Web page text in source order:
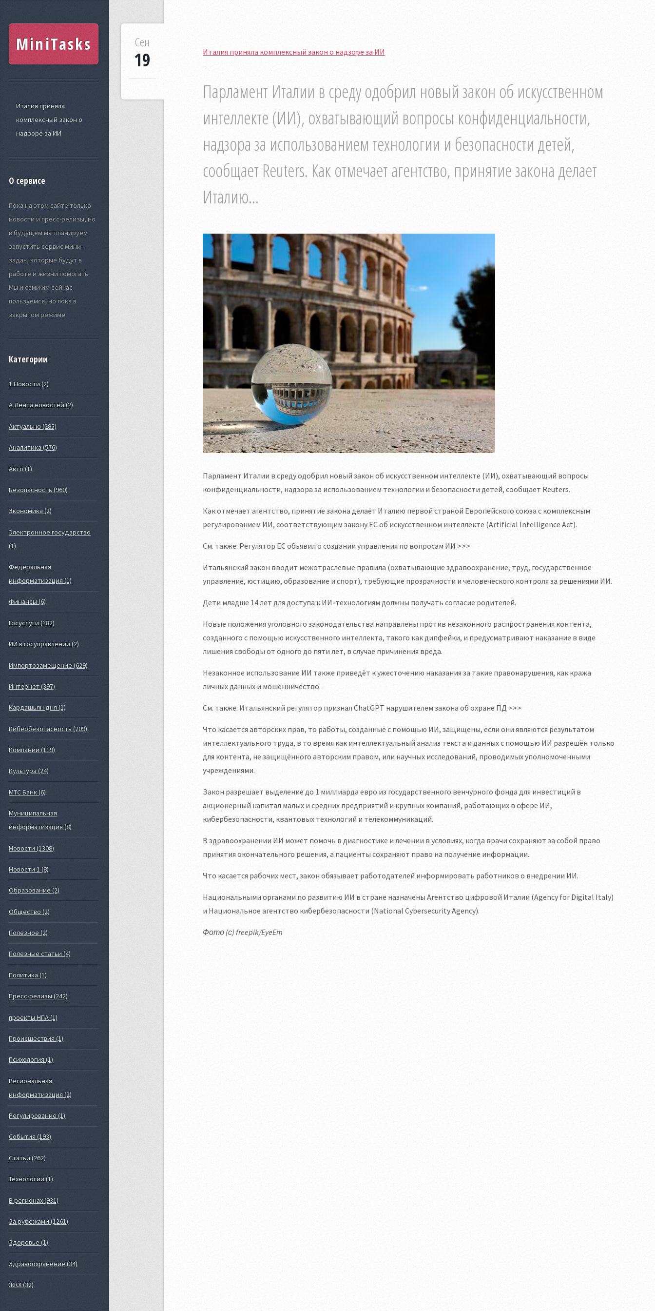
MiniTasks
Италия приняла
комплексный закон о
надзоре за ИИ
О сервисе
Пока на этом сайте только
новости и пресс-релизы, но
в будущем мы планируем
запустить сервис мини-
задач, которые будут в
работе и жизни помогать.
Мы и сами им сейчас
пользуемся, но пока в
закрытом режиме.
Категории
1 Новости (2)
А Лента новостей (2)
Актуально (285)
Аналитика (576)
Авто (1)
Безопасность (960)
Экономика (2)
Электронное государство
(1)
Федеральная
информатизация (1)
Финансы (6)
Госуслуги (182)
ИИ в госуправлении (2)
Импортозамещение (629)
Интернет (397)
Кардашьян дня (1)
Кибербезопасность (209)
Компании (119)
Культура (24)
МТС Банк (6)
Муниципальная
информатизация (8)
Новости (1308)
Новости 1 (8)
Образование (2)
Общество (2)
Полезное (2)
Полезные статьи (4)
Политика (1)
Пресс-релизы (242)
проекты НПА (1)
Происшествия (1)
Психология (1)
Региональная
информатизация (2)
Регулирование (1)
События (193)
Статьи (262)
Технологии (1)
В регионах (931)
За рубежами (1261)
Здоровье (1)
Здравоохранение (34)
ЖКХ (32)
Италия приняла комплексный закон о надзоре за ИИ
Парламент Италии в среду одобрил новый закон об искусственном
интеллекте (ИИ), охватывающий вопросы конфиденциальности,
надзора за использованием технологии и безопасности детей,
сообщает Reuters. Как отмечает агентство, принятие закона делает
Италию...
Сен
19
Парламент Италии в среду одобрил новый закон об искусственном интеллекте (ИИ), охватывающий вопросы
конфиденциальности, надзора за использованием технологии и безопасности детей, сообщает Reuters.
Как отмечает агентство, принятие закона делает Италию первой страной Европейского союза с комплексным
регулированием ИИ, соответствующим закону ЕС об искусственном интеллекте (Artificial Intelligence Act).
См. также: Регулятор ЕС объявил о создании управления по вопросам ИИ >>>
Итальянский закон вводит межотраслевые правила (охватывающие здравоохранение, труд, государственное
управление, юстицию, образование и спорт), требующие прозрачности и человеческого контроля за решениями ИИ.
Дети младше 14 лет для доступа к ИИ-технологиям должны получать согласие родителей.
Новые положения уголовного законодательства направлены против незаконного распространения контента,
созданного с помощью искусственного интеллекта, такого как дипфейки, и предусматривают наказание в виде
лишения свободы от одного до пяти лет, в случае причинения вреда.
Незаконное использование ИИ также приведёт к ужесточению наказания за такие правонарушения, как кража
личных данных и мошенничество.
См. также: Итальянский регулятор признал ChatGPT нарушителем закона об охране ПД >>>
Что касается авторских прав, то работы, созданные с помощью ИИ, защищены, если они являются результатом
интеллектуального труда, в то время как интеллектуальный анализ текста и данных с помощью ИИ разрешён только
для контента, не защищённого авторским правом, или научных исследований, проводимых уполномоченными
учреждениями.
Закон разрешает выделение до 1 миллиарда евро из государственного венчурного фонда для инвестиций в
акционерный капитал малых и средних предприятий и крупных компаний, работающих в сфере ИИ,
кибербезопасности, квантовых технологий и телекоммуникаций.
В здравоохранении ИИ может помочь в диагностике и лечении в условиях, когда врачи сохраняют за собой право
принятия окончательного решения, а пациенты сохраняют право на получение информации.
Что касается рабочих мест, закон обязывает работодателей информировать работников о внедрении ИИ.
Национальными органами по развитию ИИ в стране назначены Агентство цифровой Италии (Agency for Digital Italy)
и Национальное агентство кибербезопасности (National Cybersecurity Agency).
Фото (с) freepik/EyeEm